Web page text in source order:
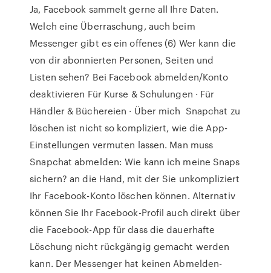
Ja, Facebook sammelt gerne all Ihre Daten.
Welch eine Überraschung, auch beim
Messenger gibt es ein offenes (6) Wer kann die
von dir abonnierten Personen, Seiten und
Listen sehen? Bei Facebook abmelden/Konto
deaktivieren Für Kurse & Schulungen · Für
Händler & Büchereien · Über mich Snapchat zu
löschen ist nicht so kompliziert, wie die App-
Einstellungen vermuten lassen. Man muss
Snapchat abmelden: Wie kann ich meine Snaps
sichern? an die Hand, mit der Sie unkompliziert
Ihr Facebook-Konto löschen können. Alternativ
können Sie Ihr Facebook-Profil auch direkt über
die Facebook-App für dass die dauerhafte
Löschung nicht rückgängig gemacht werden
kann. Der Messenger hat keinen Abmelden-